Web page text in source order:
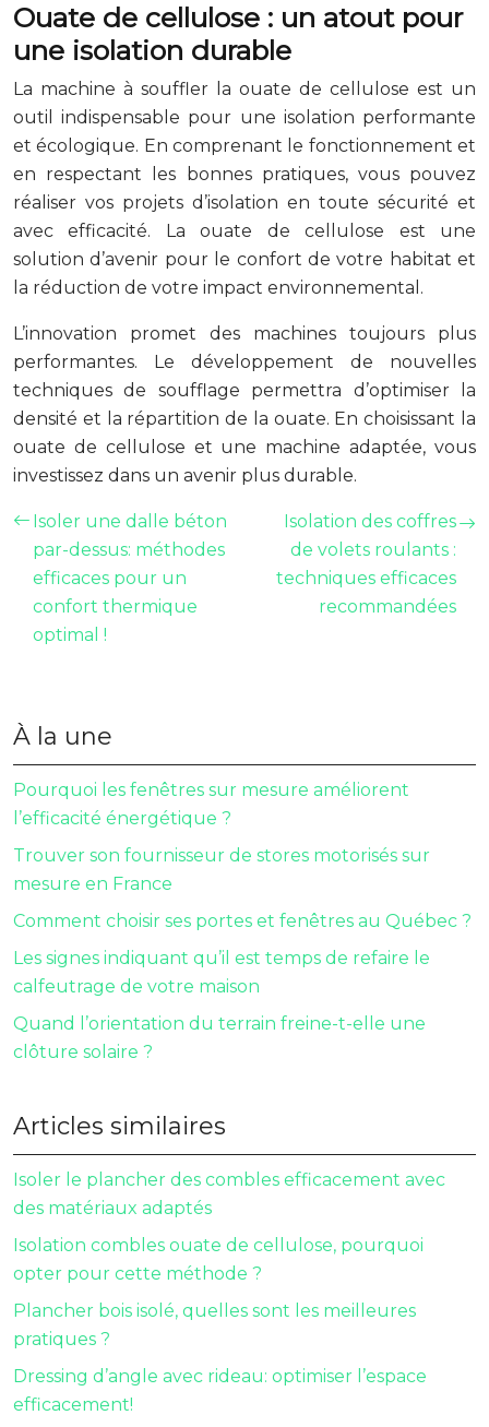
Ouate de cellulose : un atout pour
une isolation durable
La machine à souffler la ouate de cellulose est un
outil indispensable pour une isolation performante
et écologique. En comprenant le fonctionnement et
en respectant les bonnes pratiques, vous pouvez
réaliser vos projets d’isolation en toute sécurité et
avec efficacité. La ouate de cellulose est une
solution d’avenir pour le confort de votre habitat et
la réduction de votre impact environnemental.
L’innovation promet des machines toujours plus
performantes. Le développement de nouvelles
techniques de soufflage permettra d’optimiser la
densité et la répartition de la ouate. En choisissant la
ouate de cellulose et une machine adaptée, vous
investissez dans un avenir plus durable.
Isoler une dalle béton
par-dessus: méthodes
efficaces pour un
confort thermique
optimal !
Isolation des coffres
de volets roulants :
techniques efficaces
recommandées
À la une
Pourquoi les fenêtres sur mesure améliorent
l’efficacité énergétique ?
Trouver son fournisseur de stores motorisés sur
mesure en France
Comment choisir ses portes et fenêtres au Québec ?
Les signes indiquant qu’il est temps de refaire le
calfeutrage de votre maison
Quand l’orientation du terrain freine-t-elle une
clôture solaire ?
Articles similaires
Isoler le plancher des combles efficacement avec
des matériaux adaptés
Isolation combles ouate de cellulose, pourquoi
opter pour cette méthode ?
Plancher bois isolé, quelles sont les meilleures
pratiques ?
Dressing d’angle avec rideau: optimiser l’espace
efficacement!